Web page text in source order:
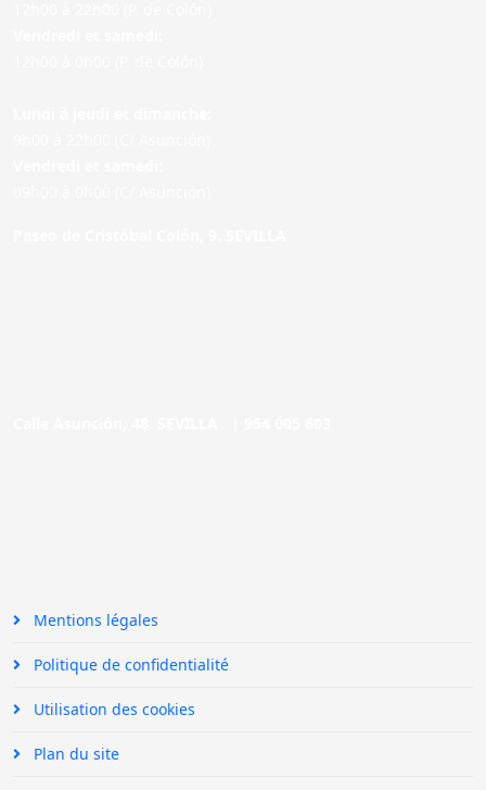
Mentions légales
Politique de confidentialité
Utilisation des cookies
Plan du site